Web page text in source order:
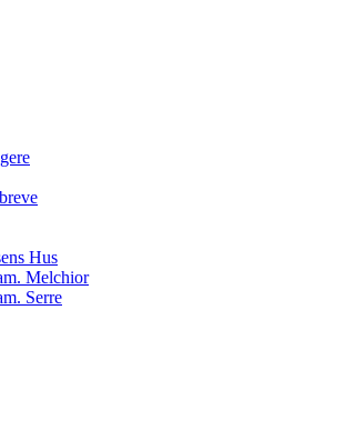
Hus
Melchior
Serre